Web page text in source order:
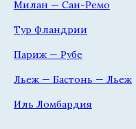
Милан — Сан-Ремо
Тур Фландрии
Париж — Рубе
Льеж — Бастонь — Льеж
Иль Ломбардия